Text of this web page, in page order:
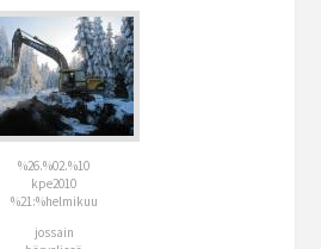
%26.%02.%10
kpe2010
%21:%helmikuu
jossain